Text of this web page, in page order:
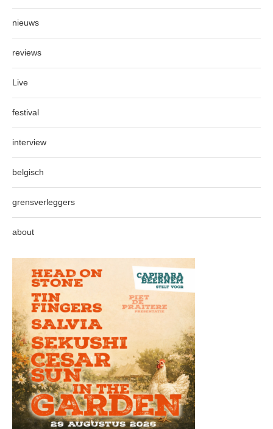
nieuws
reviews
Live
festival
interview
belgisch
grensverleggers
about